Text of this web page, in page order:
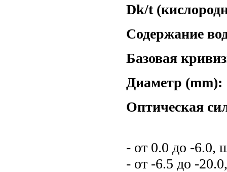
Dk/t
Содержание
Базовая
Диаметр (mm):
Оптическая
- от 0.0 до -6.0,
- от -6.5 до -